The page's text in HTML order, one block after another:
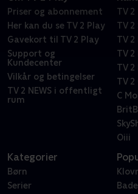
Priser og abonnement
Her kan du se TV 2 Play
Gavekort til TV 2 Play
Support og
Kundecenter
Vilkår og betingelser
TV 2 NEWS i offentligt
rum
TV 2
TV
TV 2
TV 2
TV 2
TV
C
Oiii
Kategorier
Børn
Serier